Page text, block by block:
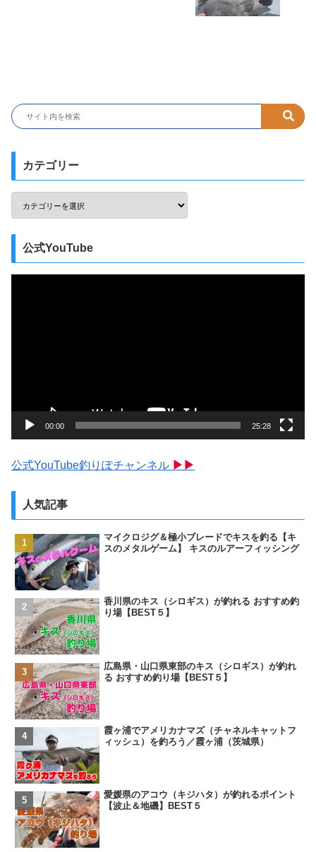
カテゴリー
公式YouTube
00:00 25:28
公式YouTube釣りぽチャンネル ▶▶
人気記事
マイクロジグ＆極小ブレードでキスを釣る【キ
スのメタルゲーム】 キスのルアーフィッシング
香川県のキス（シロギス）が釣れる おすすめ釣
り場【BEST５】
広島県・山口県東部のキス（シロギス）が釣れ
る おすすめ釣り場【BEST５】
霞ヶ浦でアメリカナマズ（チャネルキャットフ
ィッシュ）を釣ろう／霞ヶ浦（茨城県）
愛媛県のアコウ（キジハタ）が釣れるポイント
【波止＆地磯】BEST５